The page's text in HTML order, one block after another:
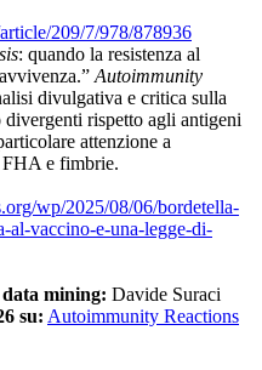
209/7/978/878936
: quando la resistenza al
Autoimmunity
divulgativa e critica sulla
rispetto agli antigeni
attenzione a
FHA e fimbrie.
wp/2025/08/06/bordetella-
al-vaccino-e-una-legge-di-
mining: Davide Suraci
su: Autoimmunity Reactions